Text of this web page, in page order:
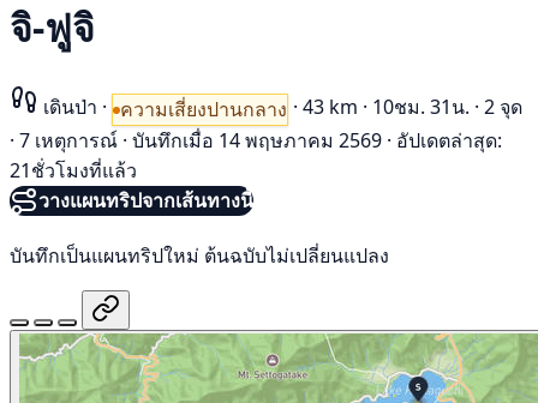
จิ-ฟูจิ
เดินป่า · ความเสี่ยงปานกลาง · 43 km · 10ชม. 31น. · 2 จุด
· 7 เหตุการณ์ · บันทึกเมื่อ 14 พฤษภาคม 2569 · อัปเดตล่าสุด:
21ชั่วโมงที่แล้ว
วางแผนทริปจากเส้นทางนี้
บันทึกเป็นแผนทริปใหม่ ต้นฉบับไม่เปลี่ยนแปลง